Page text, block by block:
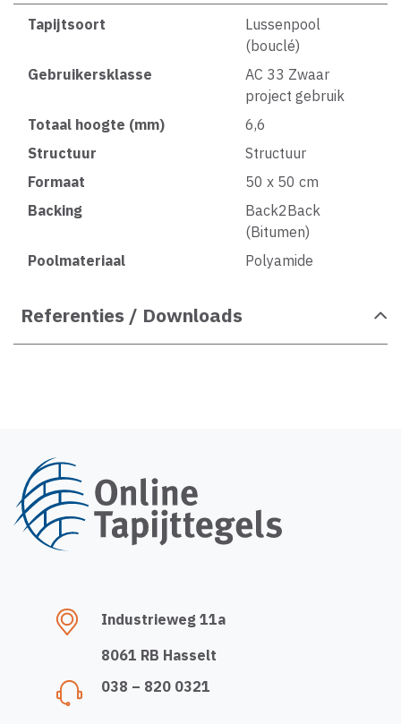
Tapijtsoort
Lussenpool
(bouclé)
Gebruikersklasse
AC 33 Zwaar
project gebruik
Totaal hoogte (mm)
6,6
Structuur
Structuur
Formaat
50 x 50 cm
Backing
Back2Back
(Bitumen)
Poolmateriaal
Polyamide
Referenties / Downloads
Industrieweg 11a
8061 RB Hasselt
038 – 820 0321